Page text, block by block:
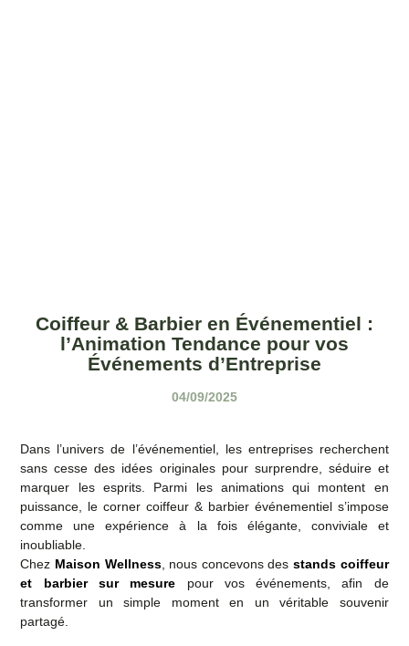
Coiffeur & Barbier en Événementiel :
l’Animation Tendance pour vos
Événements d’Entreprise
04/09/2025
Dans l’univers de l’événementiel, les entreprises recherchent
sans cesse des idées originales pour surprendre, séduire et
marquer les esprits. Parmi les animations qui montent en
puissance, lecorner coiffeur & barbier événementiels’impose
comme une expérience à la fois élégante, conviviale et
inoubliable.
Chez Maison Wellness, nous concevons desstands coiffeur
et barbier sur mesure pour vos événements, afin de
transformer un simple moment en un véritable souvenir
partagé.